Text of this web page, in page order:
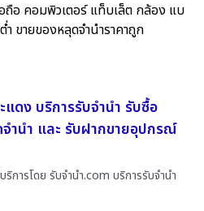
ถือ คอมพิวเตอร์ แท็บเล็ต กล้อง แบ
ขายของหลุดจำนำราคาถูก
ดง บริการรับจำนำ รับซื้อ
ำนำ และ รับฝากขายอุปกรณ์
การโดย รับจํานํา.com บริการรับจำนำ